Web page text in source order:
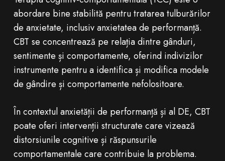
abordare bine stabilită pentru tratarea tulburărilor
de anxietate, inclusiv anxietatea de performanță.
CBT se concentrează pe relația dintre gânduri,
sentimente și comportamente, oferind indivizilor
instrumente pentru a identifica și modifica modele
de gândire și comportamente nefolositoare.
În contextul anxietății de performanță și al DE, CBT
poate oferi intervenții structurate care vizează
distorsiunile cognitive și răspunsurile
comportamentale care contribuie la problema.